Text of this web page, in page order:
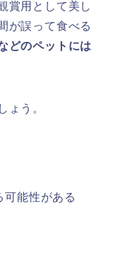
賞用として美し
が誤って食べる
どのペットには
ょう。
可能性がある